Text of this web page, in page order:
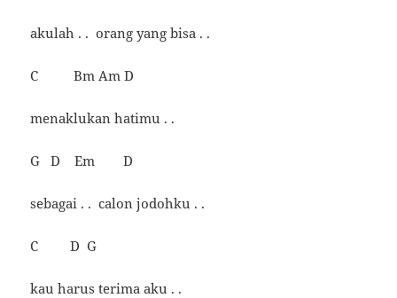
akulah . . orang yang bisa . .
C Bm Am D
menaklukan hatimu . .
G D Em D
sebagai . . calon jodohku . .
C D G
kau harus terima aku . .